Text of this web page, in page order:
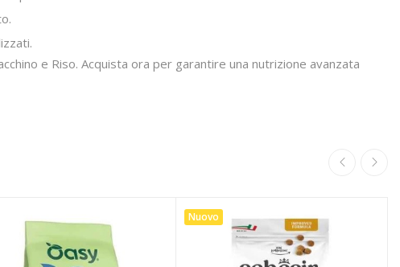
e Riso. Acquista ora per garantire una nutrizione avanzata
Nuovo